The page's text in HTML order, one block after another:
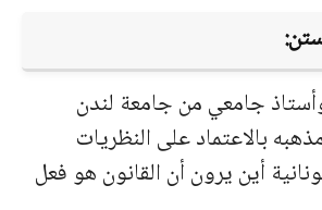
جامعي من جامعة لندن
بالاعتماد على النظريات
أين يرون أن القانون هو فعل